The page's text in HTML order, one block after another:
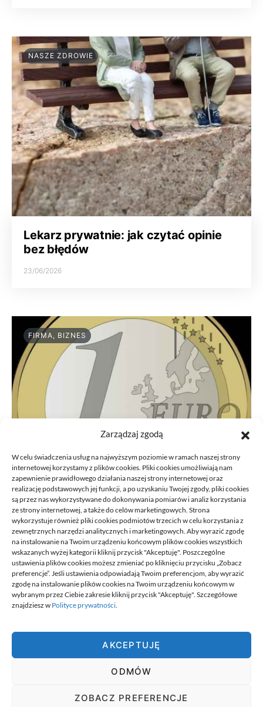
Zarządzaj zgodą
W celu świadczenia usług na najwyższym poziomie w ramach naszej strony
internetowej korzystamy z plików cookies. Pliki cookies umożliwiają nam
zapewnienie prawidłowego działania naszej strony internetowej oraz
realizację podstawowych jej funkcji, a po uzyskaniu Twojej zgody, pliki cookies
są przez nas wykorzystywane do dokonywania pomiarów i analiz korzystania
ze strony internetowej, a także do celów marketingowych. Strona
wykorzystuje również pliki cookies podmiotów trzecich w celu korzystania z
zewnętrznych narzędzi analitycznych i marketingowych. Aby wyrazić zgodę
na instalowanie na Twoim urządzeniu końcowym plików cookies wszystkich
wskazanych wyżej kategorii kliknij przycisk "Akceptuję". Poszczególne
ustawienia plików cookies możesz zmieniać po kliknięciu przycisku „Zobacz
preferencje”. Jeśli ustawienia odpowiadają Twoim preferencjom, aby wyrazić
zgodę na instalowanie plików cookies na Twoim urządzeniu końcowym w
wybranym przez Ciebie zakresie kliknij przycisk "Akceptuję". Szczegółowe
znajdziesz w Polityce prywatności.
AKCEPTUJĘ
ODMÓW
ZOBACZ PREFERENCJE
NASZE ZDROWIE
Lekarz prywatnie: jak czytać opinie
bez błędów
23/06/2026
FIRMA, BIZNES
Przeniesienie księgowości JDG do
nowego biura: kroki
21/06/2026
Best.
Best. to miejsce w którym znajdziesz informacje najlepiej dobrane
do ciebie. To miejsce na wyselekcjonowane, wartościowe